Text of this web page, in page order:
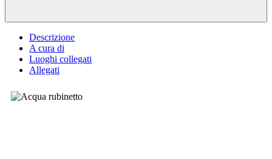
Descrizione
A cura di
Luoghi collegati
Allegati